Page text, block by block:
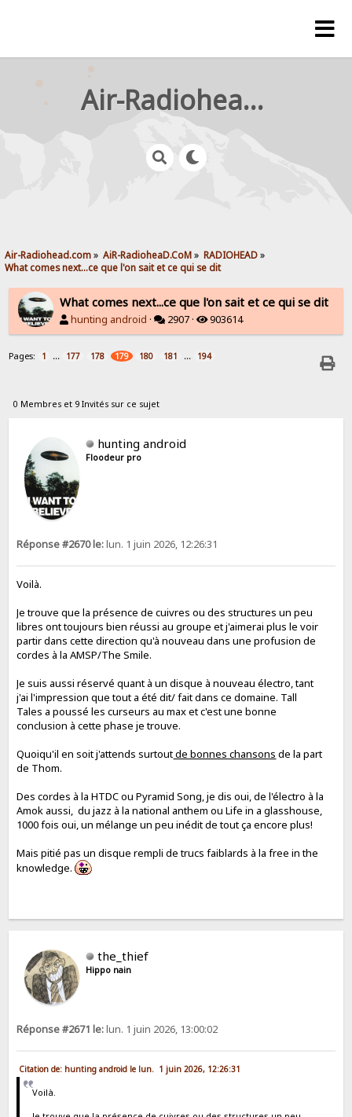
Air-Radiohead.com
Air-Radiohead.com» AiR-RadioheaD.CoM» RADIOHEAD»
What comes next...ce que l'on sait et ce qui se dit
What comes next...ce que l'on sait et ce qui se dit
hunting android · 2907 · 903614
Pages: 1 ... 177 178 179 180 181 ... 194
0 Membres et 9 Invités sur ce sujet
hunting android
Floodeur pro
Réponse #2670 le:lun. 1 juin 2026, 12:26:31
Voilà.
Je trouve que la présence de cuivres ou des structures un peu
libres ont toujours bien réussi au groupe et j'aimerai plus le voir
partir dans cette direction qu'à nouveau dans une profusion de
cordes à la AMSP/The Smile.
Je suis aussi réservé quant à un disque à nouveau électro, tant
j'ai l'impression que tout a été dit/ fait dans ce domaine. Tall
Tales a poussé les curseurs au max et c'est une bonne
conclusion à cette phase je trouve.
Quoiqu'il en soit j'attends surtoutde bonnes chansons de la part
de Thom.
Des cordes à la HTDC ou Pyramid Song, je dis oui, de l'électro à la
Amok aussi, du jazz à la national anthem ou Life in a glasshouse,
1000 fois oui, un mélange un peu inédit de tout ça encore plus!
Mais pitié pas un disque rempli de trucs faiblards à la free in the
knowledge.
the_thief
Hippo nain
Réponse #2671 le:lun. 1 juin 2026, 13:00:02
Citation de: hunting android le lun. 1 juin 2026, 12:26:31
Voilà.